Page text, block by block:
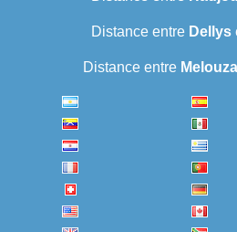
Distance entre Dellys
Distance entre Melouza